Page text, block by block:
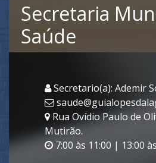
Secretaria
Saúde
Secretario(a): Ademir
Rua Ovídio Paulo de
Mutirão.
7:00 às 11:00 | 13:00